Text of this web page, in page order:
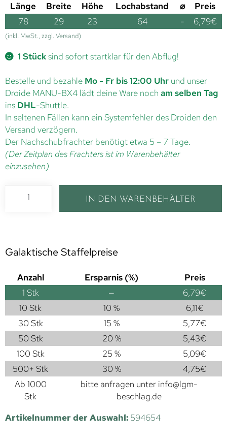
Länge Breite Höhe Lochabstand ⌀
Preis
78
29 23 64 - 6,79€
(inkl. MwSt., zzgl. Versand)
1 Stücksind sofort startklar für den Abflug!
Bestelle und bezahle Mo - Fr bis 12:00 Uhr und unser
Droide MANU-BX4 lädt deine Ware noch am selben Tag
ins DHL-Shuttle.
In seltenen Fällen kann ein Systemfehler des Droiden den
Versand verzögern.
Der Nachschubfrachter benötigt etwa 5 – 7 Tage.
(Der Zeitplan des Frachters ist im Warenbehälter
einzusehen)
IN DEN WARENBEHÄLTER
Galaktische Staffelpreise
Anzahl Ersparnis (%)
Preis
1 Stk — 6,79€
10 Stk
10 % 6,11€
30 Stk
15 % 5,77€
50 Stk
20 % 5,43€
100 Stk
25 % 5,09€
500+ Stk
30 % 4,75€
Ab 1000
Stk
bitte anfragen unter info@lgm-
beschlag.de
Artikelnummer der Auswahl: 594654